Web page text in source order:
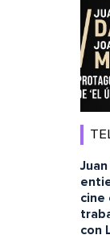
cine
con